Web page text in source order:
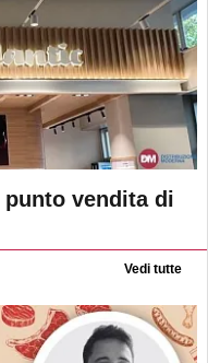
vendita di
Vedi tutte